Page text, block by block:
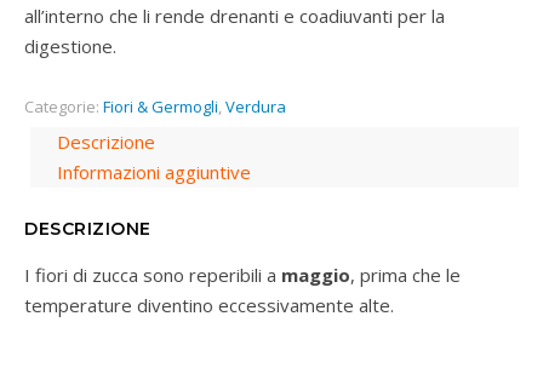
all’interno che li rende drenanti e coadiuvanti per la
digestione.
Categorie: Fiori & Germogli,Verdura
Descrizione
Informazioni aggiuntive
DESCRIZIONE
I fiori di zucca sono reperibili a maggio, prima che le
temperature diventino eccessivamente alte.